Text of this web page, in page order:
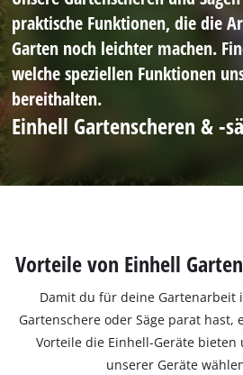
praktische Funktionen, die die
Garten noch leichter machen.
welche speziellen Funktionen
bereithalten.
Einhell Gartenscheren & -
Vorteile von Einhell
Damit du für deine Gartenarbeit
Gartenschere oder Säge parat
Vorteile die Einhell-Geräte
unserer Geräte